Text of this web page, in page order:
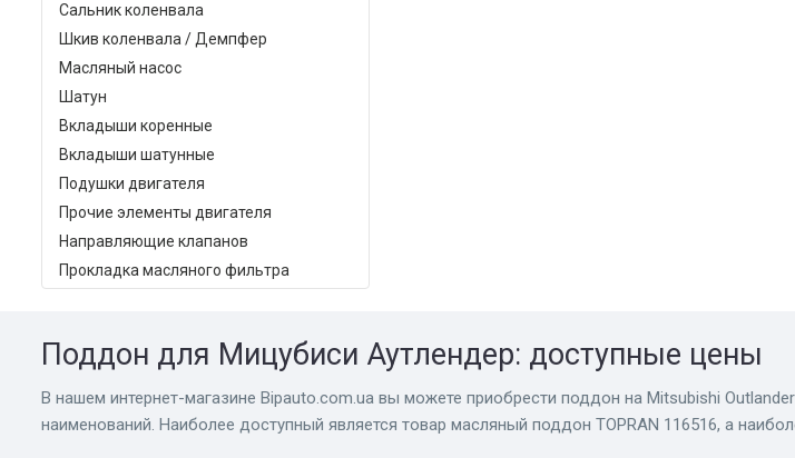
Сальник коленвала
Шкив коленвала / Демпфер
Масляный насос
Шатун
Вкладыши коренные
Вкладыши шатунные
Подушки двигателя
Прочие элементы двигателя
Направляющие клапанов
Прокладка масляного фильтра
Поддон для Мицубиси Аутлендер: доступные цены
В нашем интернет-магазине Bіpauto.com.ua вы можете приобрести поддон на Mitsubishi
наименований. Наиболее доступный является товар масляный поддон TOPRAN 116516, а